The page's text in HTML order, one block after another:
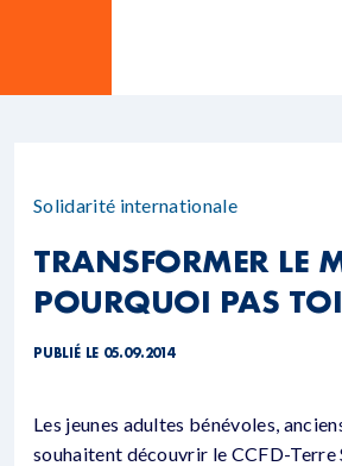
Solidarité internationale
TRANSFORMER LE
POURQUOI PAS
PUBLIÉ LE 05.09.2014
Les jeunes adultes bénévoles,
souhaitent découvrir le CCFD-Terre